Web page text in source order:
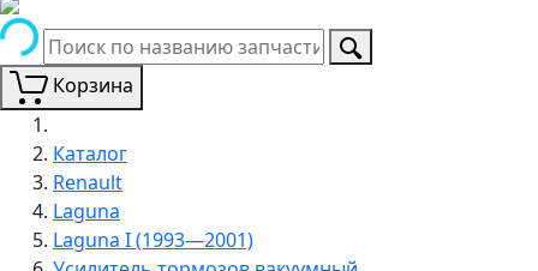
Корзина
Каталог
Renault
Laguna
Laguna I (1993—2001)